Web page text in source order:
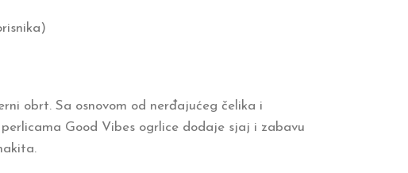
obrt. Sa osnovom od nerđajućeg čelika i
Good Vibes ogrlice dodaje sjaj i zabavu